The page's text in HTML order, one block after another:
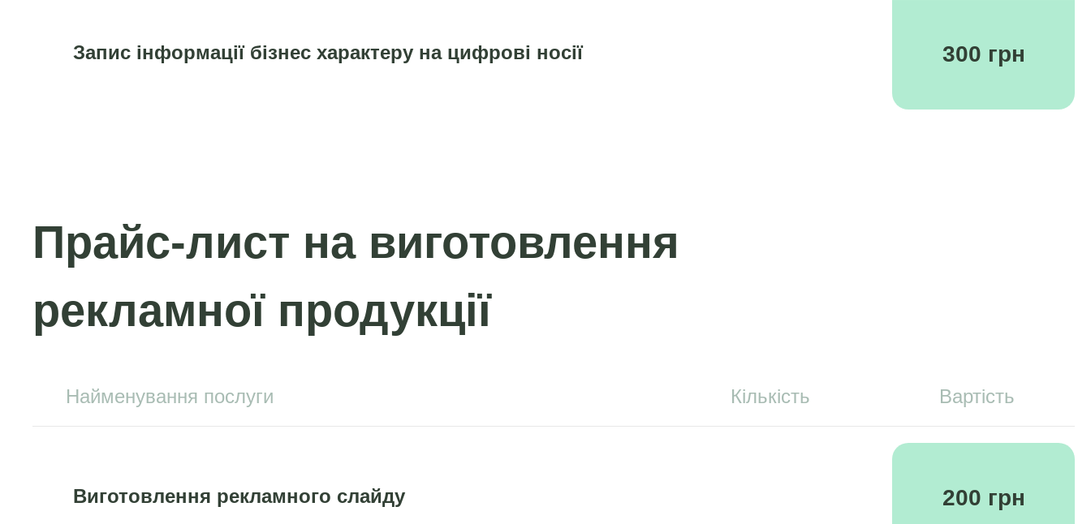
Запис інформації бізнес характеру на цифрові носії 300 грн
Прайс-лист на виготовлення
рекламної продукції
Найменування послуги Кількість Вартість
Виготовлення рекламного слайду 200 грн